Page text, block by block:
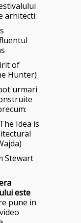
arhitecti:
of
Hunter)
urmari
Idea is
Stewart
este
pune in